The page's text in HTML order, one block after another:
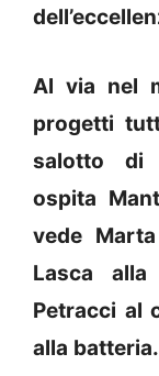
Al via nel
progetti
salotto di
ospita
vede
Lasca alla
Petracci al
alla